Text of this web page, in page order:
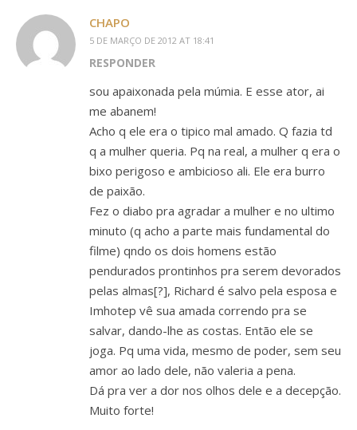
CHAPO
5 DE MARÇO DE 2012 AT 18:41
RESPONDER
sou apaixonada pela múmia. E esse ator, ai
me abanem!
Acho q ele era o tipico mal amado. Q fazia td
q a mulher queria. Pq na real, a mulher q era o
bixo perigoso e ambicioso ali. Ele era burro
de paixão.
Fez o diabo pra agradar a mulher e no ultimo
minuto (q acho a parte mais fundamental do
filme) qndo os dois homens estão
pendurados prontinhos pra serem devorados
pelas almas[?], Richard é salvo pela esposa e
Imhotep vê sua amada correndo pra se
salvar, dando-lhe as costas. Então ele se
joga. Pq uma vida, mesmo de poder, sem seu
amor ao lado dele, não valeria a pena.
Dá pra ver a dor nos olhos dele e a decepção.
Muito forte!